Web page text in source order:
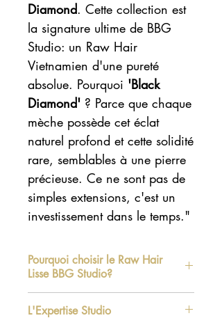
Diamond. Cette collection est
la signature ultime de BBG
Studio: un Raw Hair
Vietnamien d'une pureté
absolue. Pourquoi 'Black
Diamond' ? Parce que chaque
mèche possède cet éclat
naturel profond et cette solidité
rare, semblables à une pierre
précieuse. Ce ne sont pas de
simples extensions, c'est un
investissement dans le temps."
Pourquoi choisir le Raw Hair
Lisse BBG Studio?
Origine Certifiée : Cheveux
L'Expertise Studio